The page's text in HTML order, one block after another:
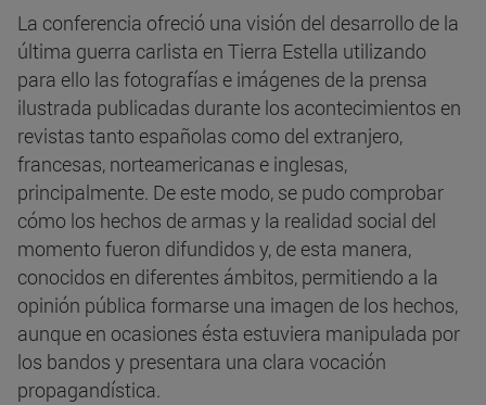
La conferencia ofreció una visión del desarrollo de la
última guerra carlista en Tierra Estella utilizando
para ello las fotografías e imágenes de la prensa
ilustrada publicadas durante los acontecimientos en
revistas tanto españolas como del extranjero,
francesas, norteamericanas e inglesas,
principalmente. De este modo, se pudo comprobar
cómo los hechos de armas y la realidad social del
momento fueron difundidos y, de esta manera,
conocidos en diferentes ámbitos, permitiendo a la
opinión pública formarse una imagen de los hechos,
aunque en ocasiones ésta estuviera manipulada por
los bandos y presentara una clara vocación
propagandística.